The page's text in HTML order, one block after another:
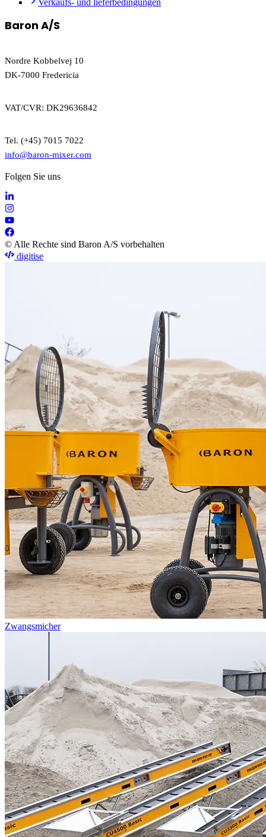
Baron A/S
Nordre Kobbelvej 10
DK-7000 Fredericia
VAT/CVR: DK29636842
Tel. (+45) 7015 7022
info@baron-mixer.com
Folgen Sie uns
© Alle Rechte sind Baron A/S vorbehalten
digitise
Zwangsmicher